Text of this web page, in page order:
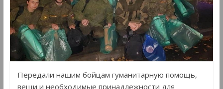
Передали нашим бойцам гуманитарную помощь,
вещи и необходимые принадлежности для